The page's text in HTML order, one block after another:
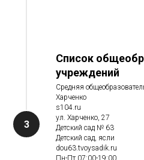
Список
учреждений
Средняя
Харченко
s104.ru
ул. Харченко, 27
Детский сад № 63
Детский сад, ясли
dou63.tvoysadik.ru
Пн-Пт 07:00-19:00